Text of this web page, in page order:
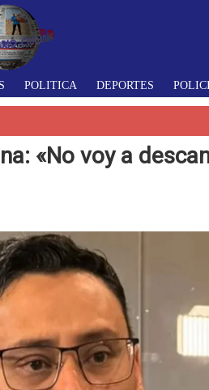
POLITICA DEPORTES
«No voy a